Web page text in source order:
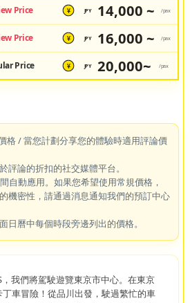
Price ¥ JPY 14,000 ~ /pax
Price ¥ JPY 16,000 ~ /pax
Price ¥ JPY 20,000~ /pax
格 / 當您計劃分享您的體驗時適用評論價
評論的折扣的社交媒體平台。
自動應用。如果您希望使用常規價格，
機密性，請通過消息通知我們的預訂中心
日曆中每個時段旁邊列出的價格。
我們將駕駛遊覽東京市中心。在東京
車冒險！從品川出發，駛過繁忙的車